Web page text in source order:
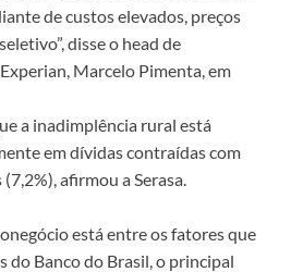
de custos elevados, preços
disse o head de
Marcelo Pimenta, em
a inadimplência rural está
em dívidas contraídas com
afirmou a Serasa.
está entre os fatores que
do Banco do Brasil, o principal